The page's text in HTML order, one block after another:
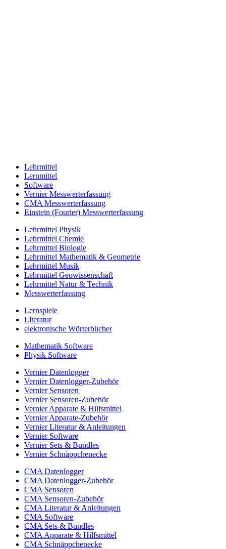
Lehrmittel
Lernmittel
Software
Vernier Messwerterfassung
CMA Messwerterfassung
Einstein (Fourier) Messwerterfassung
Lehrmittel Physik
Lehrmittel Chemie
Lehrmittel Biologie
Lehrmittel Mathematik & Geometrie
Lehrmittel Musik
Lehrmittel Geowissenschaft
Lehrmittel Natur & Technik
Messwerterfassung
Lernspiele
Literatur
elektronische Wörterbücher
Mathematik Software
Physik Software
Vernier Datenlogger
Vernier Datenlogger-Zubehör
Vernier Sensoren
Vernier Sensoren-Zubehör
Vernier Apparate & Hilfsmittel
Vernier Apparate-Zubehör
Vernier Literatur & Anleitungen
Vernier Software
Vernier Sets & Bundles
Vernier Schnäppchenecke
CMA Datenlogger
CMA Datenlogger-Zubehör
CMA Sensoren
CMA Sensoren-Zubehör
CMA Literatur & Anleitungen
CMA Software
CMA Sets & Bundles
CMA Apparate & Hilfsmittel
CMA Schnäppchenecke